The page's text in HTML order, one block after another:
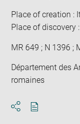
Place of creation :
Place of discovery
MR 649 ; N 1396 ;
Département des
romaines